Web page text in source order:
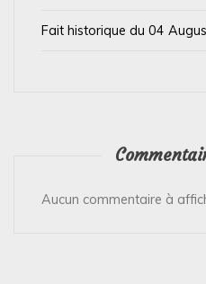
Fait historique du 04
Aucun commentaire à